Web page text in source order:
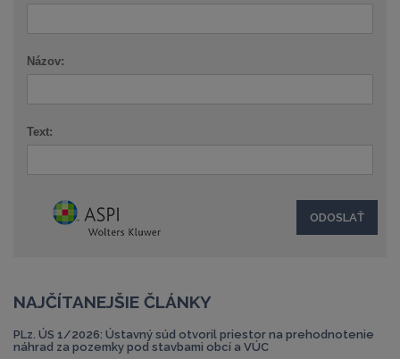
Názov:
Text:
NAJČÍTANEJŠIE ČLÁNKY
PLz. ÚS 1/2026: Ústavný súd otvoril priestor na prehodnotenie
náhrad za pozemky pod stavbami obcí a VÚC